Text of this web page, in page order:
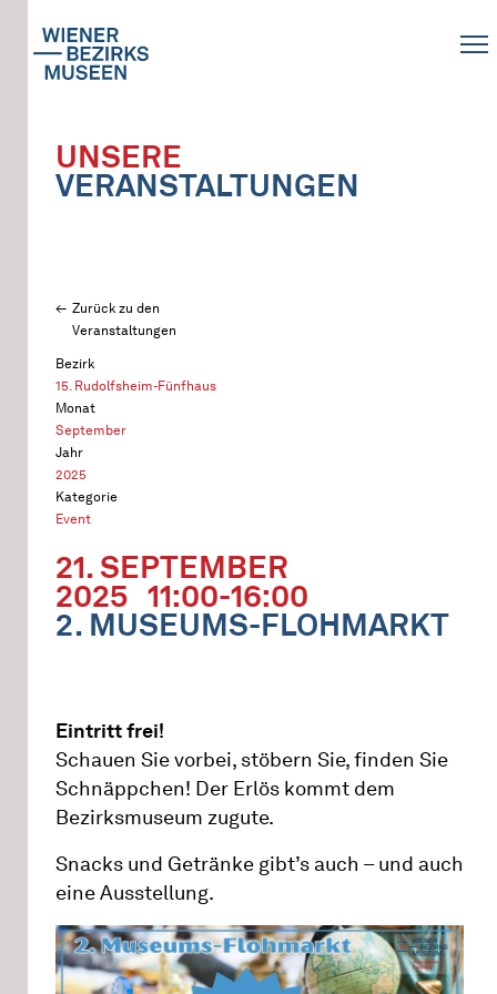
UNSERE
VERANSTALTUNGEN
Zurück zu den
Veranstaltungen
Bezirk
15. Rudolfsheim-Fünfhaus
Monat
September
Jahr
2025
Kategorie
Event
21. SEPTEMBER
2025 11:00-16:00
2. MUSEUMS-FLOHMARKT
Eintritt frei!
Schauen Sie vorbei, stöbern Sie, finden Sie
Schnäppchen! Der Erlös kommt dem
Bezirksmuseum zugute.
Snacks und Getränke gibt’s auch – und auch
eine Ausstellung.